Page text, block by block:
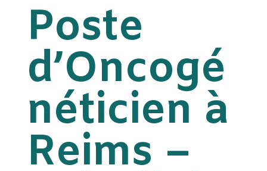
Poste
d’Oncogé
néticien à
Reims –